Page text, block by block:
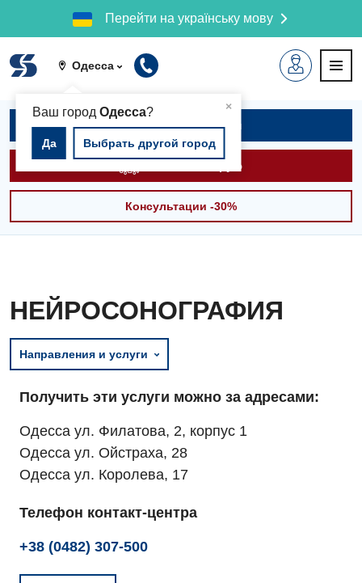
Перейти на українську мову
Одесса
×
Ваш город Одесса?
Да Выбрать другой город
Записаться на приём
Вызвать скорую
Консультации -30%
НЕЙРОСОНОГРАФИЯ
Направления и услуги
Получить эти услуги можно за адресами:
Одесса ул. Филатова, 2, корпус 1
Одесса ул. Ойстраха, 28
Одесса ул. Королева, 17
Телефон контакт-центра
+38 (0482) 307-500